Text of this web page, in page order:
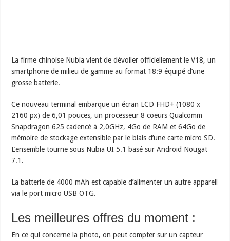
La firme chinoise Nubia vient de dévoiler officiellement le V18, un
smartphone de milieu de gamme au format 18:9 équipé d’une
grosse batterie.
Ce nouveau terminal embarque un écran LCD FHD+ (1080 x
2160 px) de 6,01 pouces, un processeur 8 coeurs Qualcomm
Snapdragon 625 cadencé à 2,0GHz, 4Go de RAM et 64Go de
mémoire de stockage extensible par le biais d’une carte micro SD.
L’ensemble tourne sous Nubia UI 5.1 basé sur Android Nougat
7.1.
La batterie de 4000 mAh est capable d’alimenter un autre appareil
via le port micro USB OTG.
Les meilleures offres du moment :
En ce qui concerne la photo, on peut compter sur un capteur